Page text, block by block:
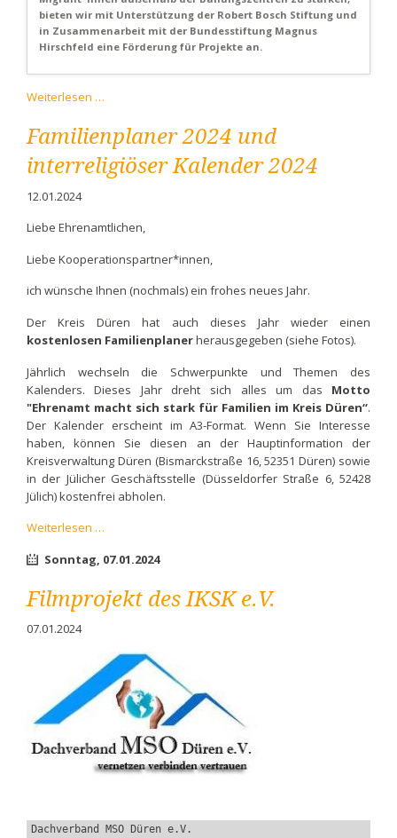
bieten wir mit Unterstützung der Robert Bosch Stiftung und
in Zusammenarbeit mit der Bundesstiftung Magnus
Hirschfeld eine Förderung für Projekte an.
Weiterlesen …Förderhinweis
Lesben-
und
Schwulenverbandes
Familienplaner 2024 und
interreligiöser Kalender 2024
12.01.2024
Liebe Ehrenamtlichen,
Liebe Kooperationspartner*innen,
ich wünsche Ihnen (nochmals) ein frohes neues Jahr.
Der Kreis Düren hat auch dieses Jahr wieder einen
kostenlosen Familienplanerherausgegeben (siehe Fotos).
Jährlich wechseln die Schwerpunkte und Themen des
Kalenders. Dieses Jahr dreht sich alles um das Motto
"Ehrenamt macht sich stark für Familien im Kreis Düren“.
Der Kalender erscheint im A3-Format. Wenn Sie Interesse
haben, können Sie diesen an der Hauptinformation der
Kreisverwaltung Düren (Bismarckstraße 16, 52351 Düren) sowie
in der Jülicher Geschäftsstelle (Düsseldorfer Straße 6, 52428
Jülich) kostenfrei abholen.
Weiterlesen …Familienplaner
und
Kalender
2024
Sonntag, 07.01.2024
Filmprojekt des IKSK e.V.
07.01.2024
Dachverband MSO Düren e.V.